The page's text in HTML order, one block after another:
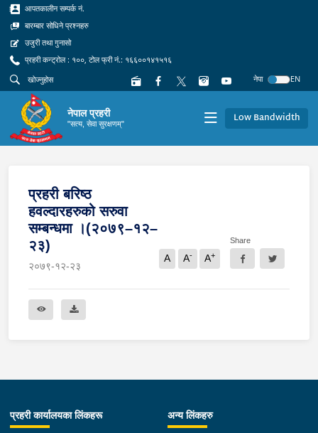
आपतकालीन सम्पर्क नं.
बारम्बार सोधिने प्रश्नहरु
उजुरी तथा गुनासो
प्रहरी कन्ट्रोल : १००, टोल फ्री नं.: १६६००१४१५१६
नेपा
EN
नेपाल प्रहरी
"सत्य, सेवा सुरक्षणम्" Low Bandwidth
प्रहरी बरिष्ठ
हवल्दारहरुको सरुवा
सम्बन्धमा ।(२०७९–१२–
२३)
२०७९-१२-२३
A A- A+
Share
प्रहरी कार्यालयका लिंकहरू अन्य लिंकहरु